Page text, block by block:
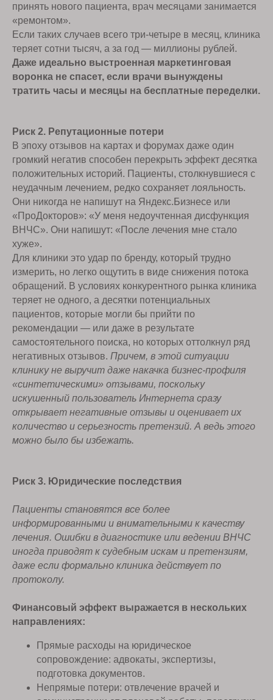
принять нового пациента, врач месяцами занимается
«ремонтом».
Если таких случаев всего три-четыре в месяц, клиника
теряет сотни тысяч, а за год — миллионы рублей.
Даже идеально выстроенная маркетинговая
воронка не спасет, если врачи вынуждены
тратить часы и месяцы на бесплатные переделки.
Риск 2. Репутационные потери
В эпоху отзывов на картах и форумах даже один
громкий негатив способен перекрыть эффект десятка
положительных историй. Пациенты, столкнувшиеся с
неудачным лечением, редко сохраняет лояльность.
Они никогда не напишут на Яндекс.Бизнесе или
«ПроДокторов»: «У меня недоучтенная дисфункция
ВНЧС». Они напишут: «После лечения мне стало
хуже».
Для клиники это удар по бренду, который трудно
измерить, но легко ощутить в виде снижения потока
обращений. В условиях конкурентного рынка клиника
теряет не одного, а десятки потенциальных
пациентов, которые могли бы прийти по
рекомендации — или даже в результате
самостоятельного поиска, но которых оттолкнул ряд
негативных отзывов. Причем, в этой ситуации
клинику не выручит даже накачка бизнес-профиля
«синтетическими» отзывами, поскольку
искушенный пользователь Интернета сразу
открывает негативные отзывы и оценивает их
количество и серьезность претензий. А ведь этого
можно было бы избежать.
Риск 3. Юридические последствия
Пациенты становятся все более
информированными и внимательными к качеству
лечения. Ошибки в диагностике или ведении ВНЧС
иногда приводят к судебным искам и претензиям,
даже если формально клиника действует по
протоколу.
Финансовый эффект выражается в нескольких
направлениях:
Прямые расходы на юридическое
сопровождение: адвокаты, экспертизы,
подготовка документов.
Непрямые потери: отвлечение врачей и